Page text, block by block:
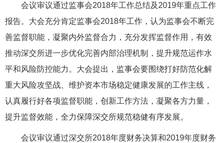
会议审议通过监事会2018年工作总结及2019年重点工作
报告。大会充分肯定监事会2018年工作，认为监事会不断完
善监督职能，凝聚内外监督合力，充分发挥监督作用，有效
推动深交所进一步优化完善内部治理机制，提升规范运作水
平和风险防控能力。大会提出，监事会要围绕打好防范化解
重大风险攻坚战、维护资本市场稳定健康发展的工作主线，
认真履行好各项监督职能，创新工作方法，凝聚各方力量，
提升监督效能，全力保障深交所规范稳健有序发展。
会议审议通过深交所2018年度财务决算和2019年度财务